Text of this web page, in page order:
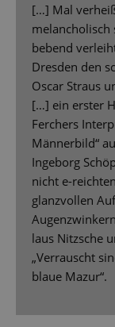
[…] Mal
melancholisch
bebend
Dresden den
Oscar Straus
[…] ein erster
Ferchers
Männerbild“
Ingeborg
nicht e-
glanzvollen
laus Nitzsche
„Verrauscht
blaue Mazur“.